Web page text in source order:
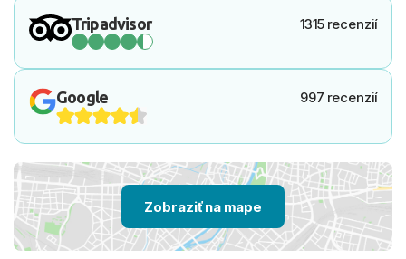
Tripadvisor 1315 recenzií
Google 997 recenzií
Zobraziť na mape